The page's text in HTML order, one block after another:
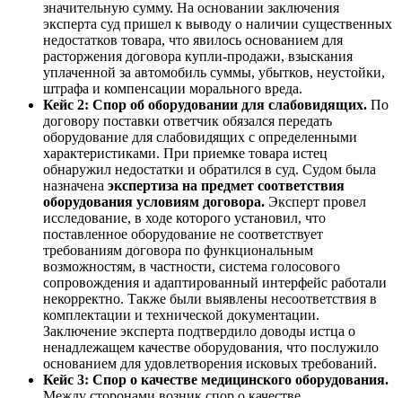
значительную сумму. На основании заключения
эксперта суд пришел к выводу о наличии существенных
недостатков товара, что явилось основанием для
расторжения договора купли-продажи, взыскания
уплаченной за автомобиль суммы, убытков, неустойки,
штрафа и компенсации морального вреда.
Кейс 2: Спор об оборудовании для слабовидящих. По
договору поставки ответчик обязался передать
оборудование для слабовидящих с определенными
характеристиками. При приемке товара истец
обнаружил недостатки и обратился в суд. Судом была
назначена экспертиза на предмет соответствия
оборудования условиям договора. Эксперт провел
исследование, в ходе которого установил, что
поставленное оборудование не соответствует
требованиям договора по функциональным
возможностям, в частности, система голосового
сопровождения и адаптированный интерфейс работали
некорректно. Также были выявлены несоответствия в
комплектации и технической документации.
Заключение эксперта подтвердило доводы истца о
ненадлежащем качестве оборудования, что послужило
основанием для удовлетворения исковых требований.
Кейс 3: Спор о качестве медицинского оборудования.